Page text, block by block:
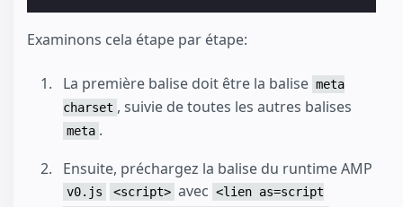
Examinons cela étape par étape:
La première balise doit être la balise meta
charset , suivie de toutes les autres balises
meta .
Ensuite, préchargez la balise du runtime AMP
v0.js <script> avec <lien as=script